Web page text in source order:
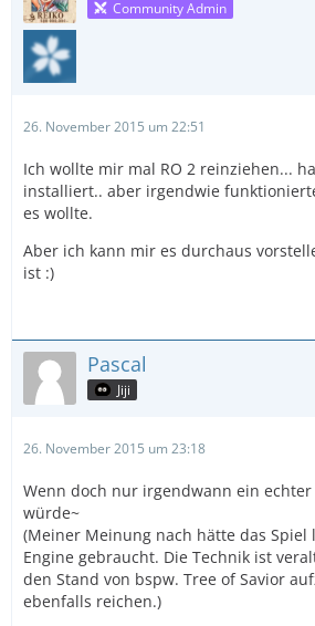
Community Admin
26. November 2015 um 22:51
Ich wollte mir mal RO 2 reinziehen...
installiert.. aber irgendwie
es wollte.
Aber ich kann mir es durchaus
ist :)
Pascal
Jiji
26. November 2015 um 23:18
Wenn doch nur irgendwann ein
würde~
(Meiner Meinung nach hätte das Spiel
Engine gebraucht. Die Technik ist
den Stand von bspw. Tree of Savior
ebenfalls reichen.)